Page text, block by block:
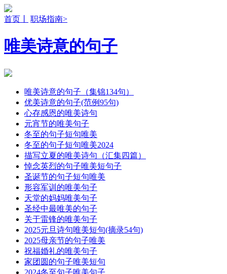
首页丨 职场指南>
唯美诗意的句子
唯美诗意的句子（集锦134句）
优美诗意的句子(范例95句)
心存感恩的唯美诗句
元宵节的唯美句子
冬至的句子短句唯美
冬至的句子短句唯美2024
描写立夏的唯美诗句（汇集四篇）
悼念英烈的句子唯美短句子
圣诞节的句子短句唯美
形容军训的唯美句子
天堂的妈妈唯美句子
圣经中最唯美的句子
关于雷锋的唯美句子
2025元旦诗句唯美短句(摘录54句)
2025母亲节的句子唯美
祝福婚礼的唯美句子
家团圆的句子唯美短句
2024冬至句子唯美句子